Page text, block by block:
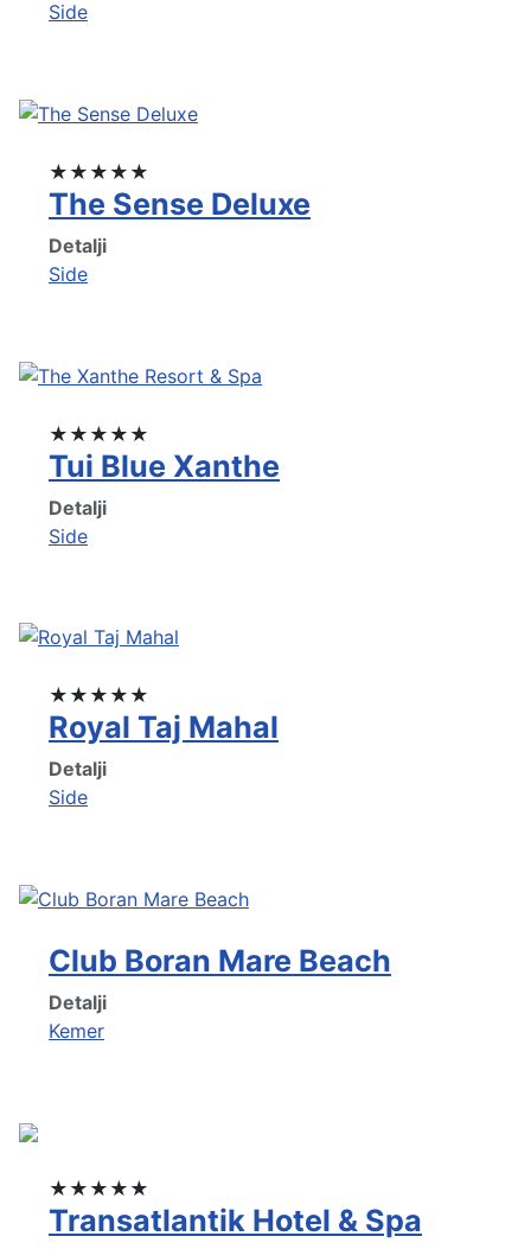
Side
★★★★★
The Sense Deluxe
Detalji
Side
★★★★★
Tui Blue Xanthe
Detalji
Side
★★★★★
Royal Taj Mahal
Detalji
Side
Club Boran Mare Beach
Detalji
Kemer
★★★★★
Transatlantik Hotel & Spa